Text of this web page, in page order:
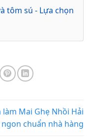
tôm sú - Lựa chọn
làm Mai Ghẹ Nhồi Hải
ngon chuẩn nhà hàng